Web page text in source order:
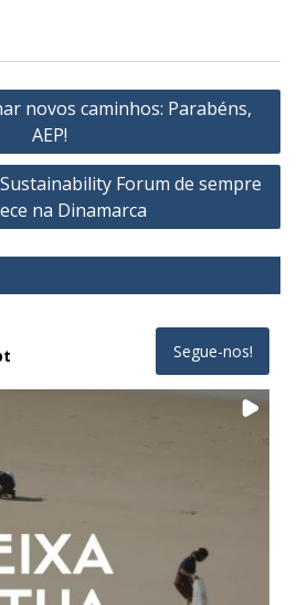
novos caminhos: Parabéns,
AEP!
Forum de sempre
na Dinamarca
Segue-nos!